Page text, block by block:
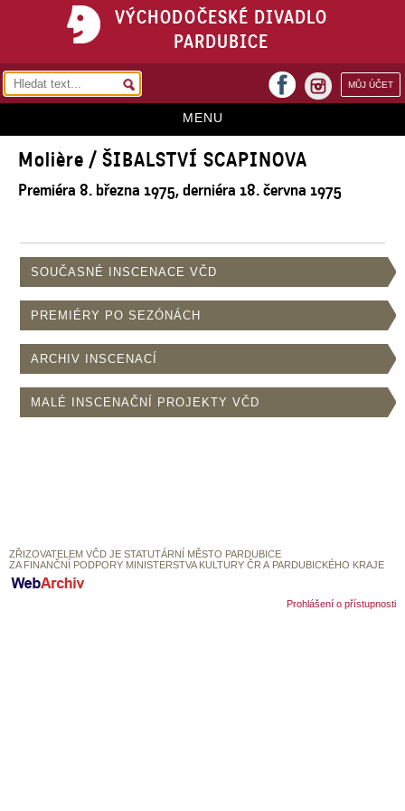
VÝCHODOČESKÉ DIVADLO
PARDUBICE
MŮJ ÚČET
facebook
MENU
HOME
PROGRAM
VSTUPENKY
PŘEDPLATNÉ
KONTAKTY
O DIVADLE
SOUBOR
Molière / ŠIBALSTVÍ SCAPINOVA
Premiéra 8. března 1975, derniéra 18. června 1975
SOUČASNÉ INSCENACE VČD
PREMIÉRY PO SEZÓNÁCH
ARCHIV INSCENACÍ
MALÉ INSCENAČNÍ PROJEKTY VČD
ZŘIZOVATELEM VČD JE STATUTÁRNÍ MĚSTO PARDUBICE
ZA FINANČNÍ PODPORY MINISTERSTVA KULTURY ČR A PARDUBICKÉHO KRAJE
Prohlášení o přístupnosti